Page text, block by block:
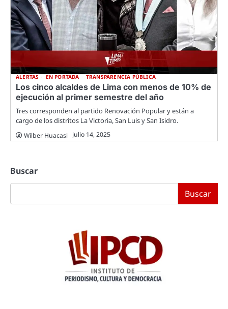
ALERTAS EN PORTADA TRANSPARENCIA PÚBLICA
Los cinco alcaldes de Lima con menos de 10% de
ejecución al primer semestre del año
Tres corresponden al partido Renovación Popular y están a
cargo de los distritos La Victoria, San Luis y San Isidro.
Wilber Huacasi julio 14, 2025
Buscar
Buscar